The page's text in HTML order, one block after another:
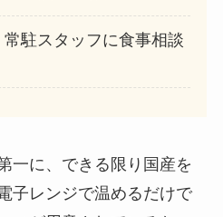
常駐スタッフに食事相談
一に、できる限り国産を
子レンジで温めるだけで